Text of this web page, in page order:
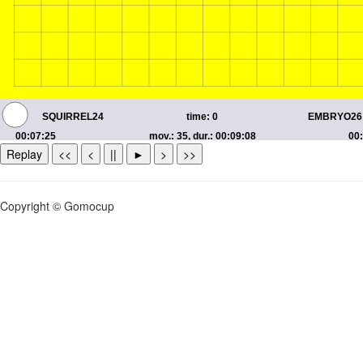
Replay << < || ► > >>
Copyright © Gomocup